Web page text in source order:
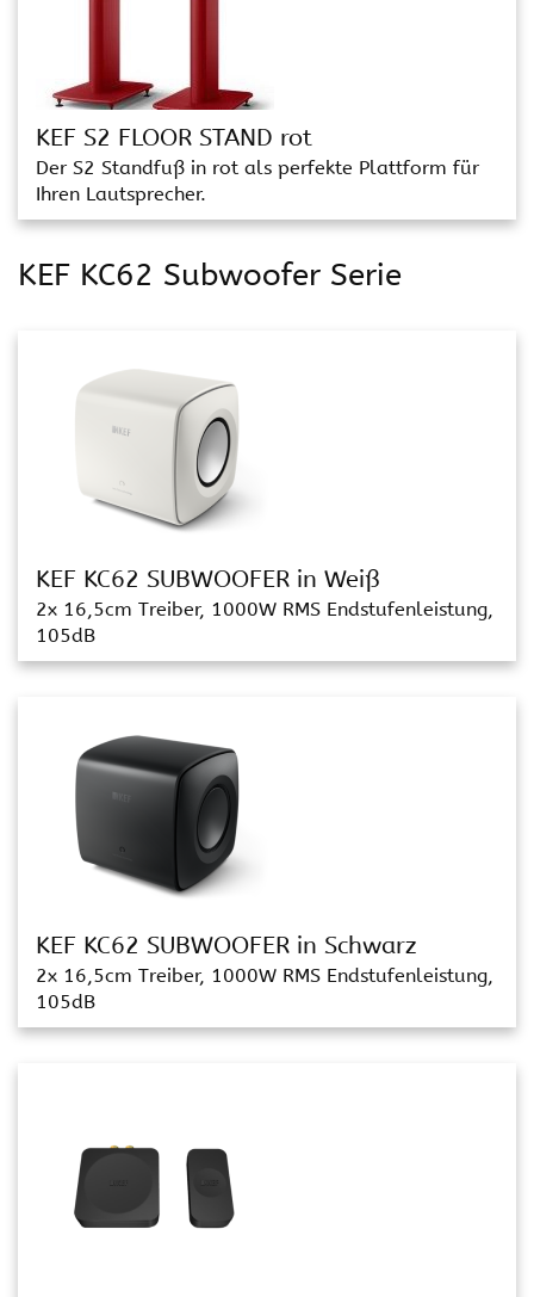
KEF S2 FLOOR STAND rot
Der S2 Standfuß in rot als perfekte Plattform für
Ihren Lautsprecher.
KEF KC62 Subwoofer Serie
KEF KC62 SUBWOOFER in Weiß
2x 16,5cm Treiber, 1000W RMS Endstufenleistung,
105dB
KEF KC62 SUBWOOFER in Schwarz
2x 16,5cm Treiber, 1000W RMS Endstufenleistung,
105dB